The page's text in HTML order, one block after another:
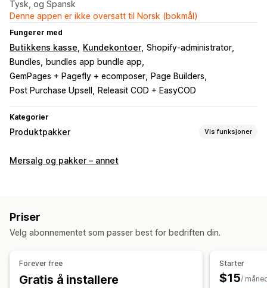
Tysk, og Spansk
Denne appen er ikke oversatt til Norsk (bokmål)
Fungerer med
Butikkens kasse Kundekontoer Shopify-administrator
Bundles
bundles app bundle app
GemPages + Pagefly + ecomposer
Page Builders
Post Purchase Upsell
Releasit COD + EasyCOD
Kategorier
Produktpakker Vis funksjoner
Pakketyper
Prøvepakker
Mersalgspakker
Kryssalgspakker
Kjøpes ofte sammen
Egendefinerte pakker
Mersalg og pakker – annet
Priser
Velg abonnementet som passer best for bedriften din.
Forever free
Gratis å installere
Starter
$15/